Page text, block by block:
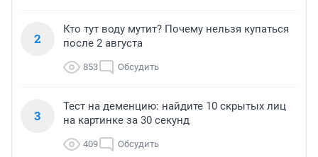
2
Кто тут воду мутит? Почему нельзя купаться
после 2 августа
853 Обсудить
3
Тест на деменцию: найдите 10 скрытых лиц
на картинке за 30 секунд
409 Обсудить